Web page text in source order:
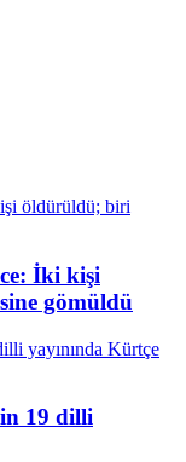
İki kişi
gömüldü
19 dilli